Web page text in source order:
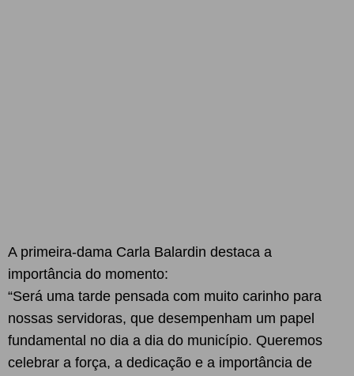
A primeira-dama Carla Balardin destaca a
importância do momento:
“Será uma tarde pensada com muito carinho para
nossas servidoras, que desempenham um papel
fundamental no dia a dia do município. Queremos
celebrar a força, a dedicação e a importância de